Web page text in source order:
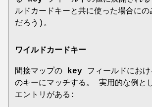
ルドカードキーと共に使った場合にの
だろう)。
ワイルドカードキー
間接マップの key フィールドにお
のキーにマッチする。 実用的な例と
エントリがある: